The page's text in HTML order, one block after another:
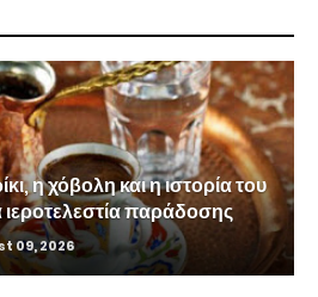
η χόβολη και η ιστορία του
ιεροτελεστία παράδοσης
09, 2026